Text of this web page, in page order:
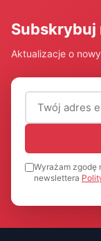
Aktualizacje o
Adres email
Wyrażam zgodę
newslettera